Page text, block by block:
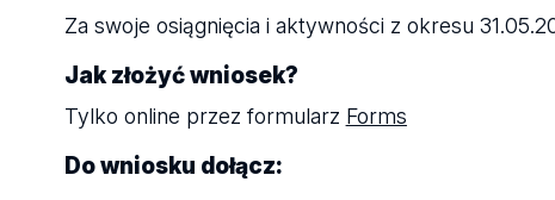
Za swoje osiągnięcia i aktywności z okresu
Jak złożyć wniosek?
Tylko online przez formularz Forms
Do wniosku dołącz: